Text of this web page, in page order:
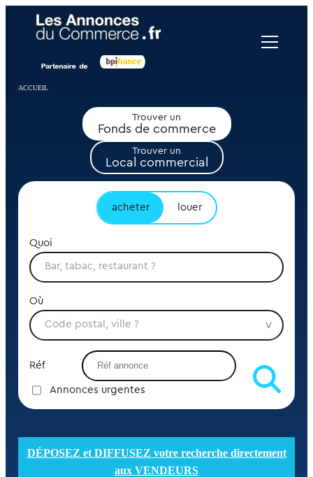
ACCUEIL
Trouver un
Fonds de commerce
Trouver un
Local commercial
acheter louer
Quoi
Où
Réf
Annonces urgentes
DÉPOSEZ et DIFFUSEZ votre recherche directement
aux VENDEURS
Panneau de gestion des cookies